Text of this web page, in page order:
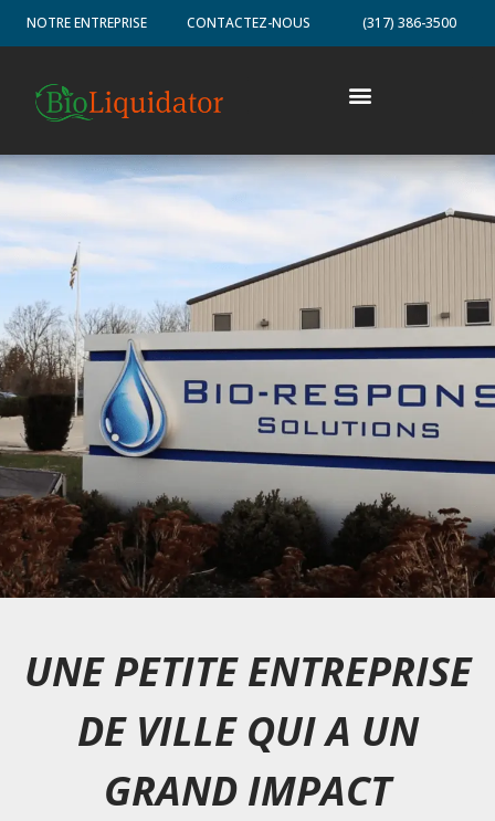
NOTRE ENTREPRISE CONTACTEZ-NOUS (317) 386-3500
UNE PETITE ENTREPRISE
DE VILLE QUI A UN
GRAND IMPACT